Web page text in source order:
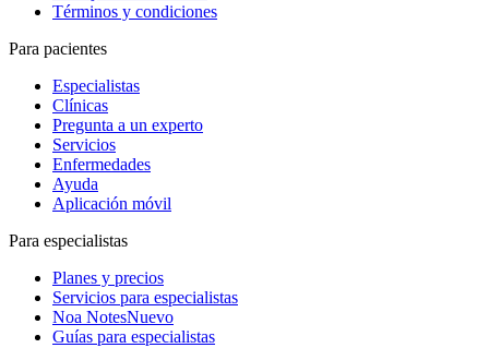
Términos y condiciones
Para pacientes
Especialistas
Clínicas
Pregunta a un experto
Servicios
Enfermedades
Ayuda
Aplicación móvil
Para especialistas
Planes y precios
Servicios para especialistas
Noa NotesNuevo
Guías para especialistas